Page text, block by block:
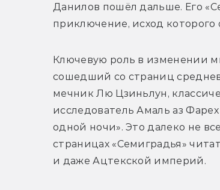
Данилов пошёл дальше. Его
приключение, исход которого
Ключевую роль в изменении
сошедший со страниц
мечник Лю Цзиньлун,
исследователь Амаль аз
одной ночи». Это далеко не
страницах «Семиградья»
и даже Ацтекской империй.